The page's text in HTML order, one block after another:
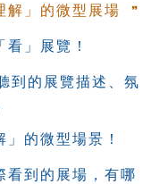
解」的微型展場 ❞
」展覽！
到的展覽描述、氛
的微型場景！
看到的展場，有哪